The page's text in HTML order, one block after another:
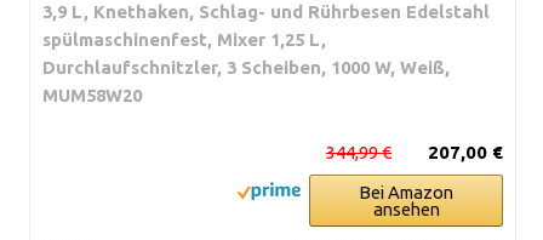
3,9 L, Knethaken, Schlag- und Rührbesen Edelstahl
spülmaschinenfest, Mixer 1,25 L,
Durchlaufschnitzler, 3 Scheiben, 1000 W, Weiß,
MUM58W20
207,00 €
344,99 €
Bei Amazon
ansehen